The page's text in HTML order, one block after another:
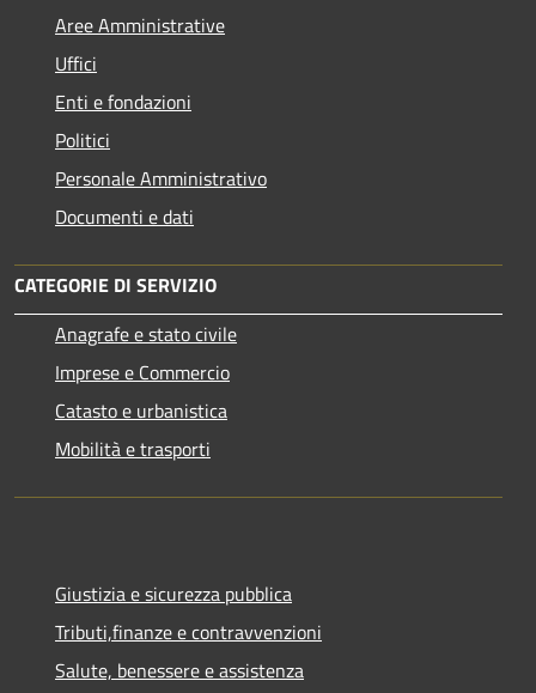
Aree Amministrative
Uffici
Enti e fondazioni
Politici
Personale Amministrativo
Documenti e dati
CATEGORIE DI SERVIZIO
Anagrafe e stato civile
Imprese e Commercio
Catasto e urbanistica
Mobilità e trasporti
Giustizia e sicurezza pubblica
Tributi,finanze e contravvenzioni
Salute, benessere e assistenza